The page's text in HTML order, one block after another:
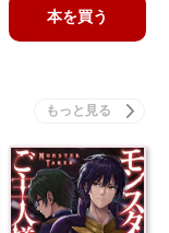
本を買う